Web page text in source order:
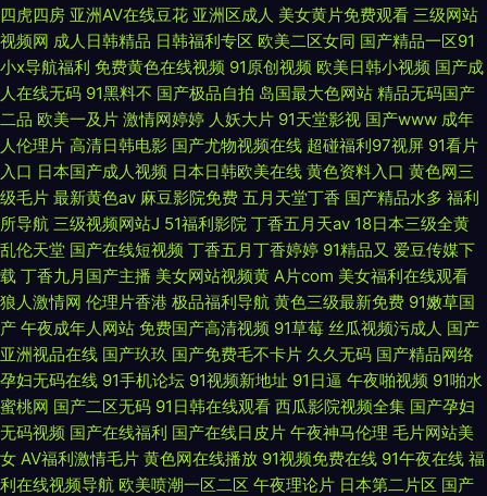
四虎四房 亚洲AV在线豆花 亚洲区成人 美女黄片免费观看 三级网站
视频网 成人日韩精品 日韩福利专区 欧美二区女同 国产精品一区91
小x导航福利 免费黄色在线视频 91原创视频 欧美日韩小视频 国产成
人在线无码 91黑料不 国产极品自拍 岛国最大色网站 精品无码国产
二品 欧美一及片 激情网婷婷 人妖大片 91天堂影视 国产www 成年
人伦理片 高清日韩电影 国产尤物视频在线 超碰福利97视屏 91看片
入口 日本国产成人视频 日本日韩欧美在线 黄色资料入口 黄色网三
级毛片 最新黄色av 麻豆影院免费 五月天堂丁香 国产精品水多 福利
所导航 三级视频网站J 51福利影院 丁香五月天av 18日本三级全黄
乱伦天堂 国产在线短视频 丁香五月丁香婷婷 91精品又 爱豆传媒下
载 丁香九月国产主播 美女网站视频黄 A片com 美女福利在线观看
狼人激情网 伦理片香港 极品福利导航 黄色三级最新免费 91嫩草国
产 午夜成年人网站 免费国产高清视频 91草莓 丝瓜视频污成人 国产
亚洲视品在线 国产玖玖 国产免费毛不卡片 久久无码 国产精品网络
孕妇无码在线 91手机论坛 91视频新地址 91日逼 午夜啪视频 91啪水
蜜桃网 国产二区无码 91日韩在线观看 西瓜影院视频全集 国产孕妇
无码视频 国产在线福利 国产在线日皮片 午夜神马伦理 毛片网站美
女 AV福利激情毛片 黄色网在线播放 91视频免费在线 91午夜在线 福
利在线视频导航 欧美喷潮一区二区 午夜理论片 日本第二片区 国产